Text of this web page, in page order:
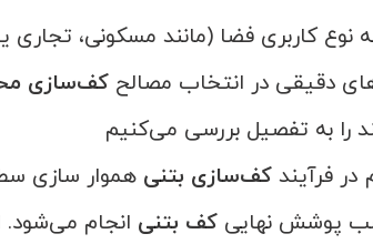
نوع کاربری فضا (مانند مسکونی،
دقیقی در انتخاب مصالح کف‌سازی
را به تفصیل بررسی می‌کنیم
در فرآیند کف‌سازی بتنی هموار سازی
پوشش نهایی کف بتنی انجام می‌شود.